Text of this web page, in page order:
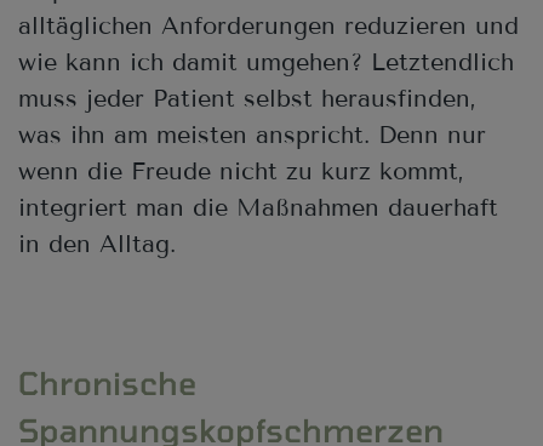
alltäglichen Anforderungen reduzieren und
wie kann ich damit umgehen? Letztendlich
muss jeder Patient selbst herausfinden,
was ihn am meisten anspricht. Denn nur
wenn die Freude nicht zu kurz kommt,
integriert man die Maßnahmen dauerhaft
in den Alltag.
Chronische
Spannungskopfschmerzen